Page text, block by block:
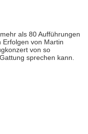
als 80 Aufführungen
von Martin
von so
sprechen kann.